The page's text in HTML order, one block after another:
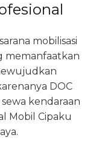
mobilisasi
memanfaatkan
DOC
kendaraan
Mobil Cipaku